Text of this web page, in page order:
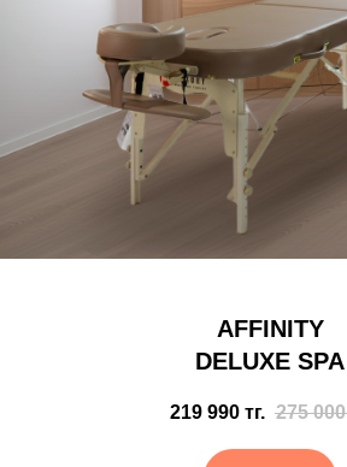
AFFINITY
DELUXE SPA
219 990 тг. 275 000